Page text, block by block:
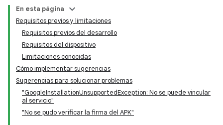
En esta página
Requisitos previos y limitaciones
Requisitos previos del desarrollo
Requisitos del dispositivo
Limitaciones conocidas
Cómo implementar sugerencias
Sugerencias para solucionar problemas
"GoogleInstallationUnsupportedException: No se puede vincular
al servicio"
"No se pudo verificar la firma del APK"